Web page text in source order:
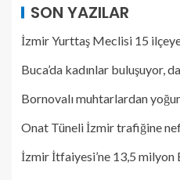
SON YAZILAR
İzmir Yurttaş Meclisi 15
Buca’da kadınlar buluşuyor,
Bornovalı muhtarlardan
Onat Tüneli İzmir trafiğine
İzmir İtfaiyesi’ne 13,5 milyon